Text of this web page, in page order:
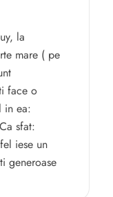
la
mare ( pe
face o
in ea:
sfat:
iese un
generoase